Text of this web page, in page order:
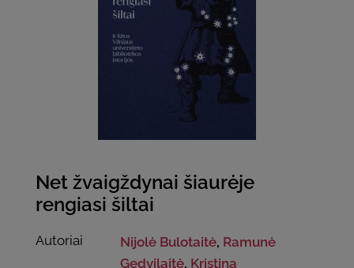
Net žvaigždynai šiaurėje
rengiasi šiltai
Autoriai Nijolė Bulotaitė, Ramunė
Gedvilaitė, Kristina